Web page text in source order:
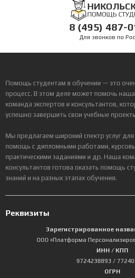
ПОМОЩЬ
8 (495) 487-
Для звонков по
Помощь студентам в обучении — это
процесс. В этом деле может помочь
команда экспертов и консультантов,
успешно завершить свои учебные
Мы предлагаем широкий спектр услуг для
помощь с дипломными работами,
практическими заданиями и др. Наша
консультантов готова оказать помощь
знаний и на разных этапах обучения.
Реквизиты
Зарегистрированное
ООО «Платформа
ИНН / КПП
9724238893 /
ОГРН